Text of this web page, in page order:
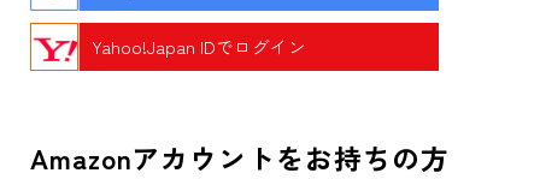
Yahoo!Japan IDでログイン
Amazonアカウントをお持ちの方